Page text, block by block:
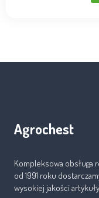
Agrochest
Kompleksowa obsługa
od 1991 roku
wysokiej jakości